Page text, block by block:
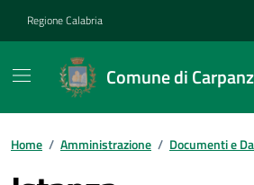
Regione Calabria
Comune di
Home / Amministrazione / Documenti e